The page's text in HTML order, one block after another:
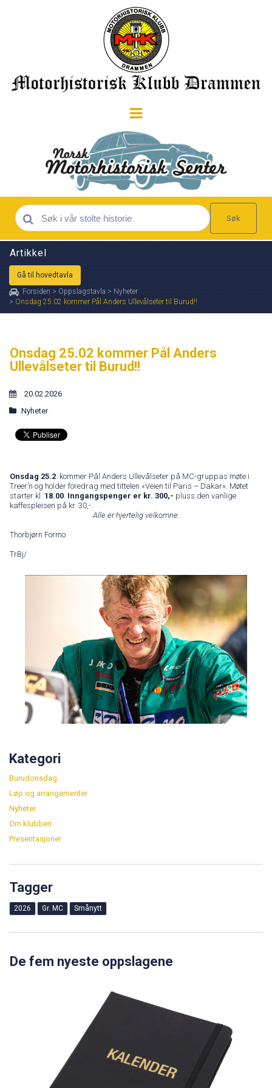
Søk
Artikkel
Gå til hovedtavla
Forsiden > Oppslagstavla > Nyheter
> Onsdag 25.02 kommer Pål Anders Ullevålseter til Burud!!
Onsdag 25.02 kommer Pål Anders
Ullevålseter til Burud!!
20.02.2026
Nyheter
Onsdag 25.2. kommer Pål Anders Ullevålseter på MC-gruppas møte i
Treer’n og holder foredrag med tittelen «Veien til Paris – Dakar». Møtet
starter kl. 18.00. Inngangspenger er kr. 300,- pluss den vanlige
kaffespleisen på kr. 30,-.
Alle er hjertelig velkomne.
Thorbjørn Formo
TrBj/
Kategori
Burudonsdag
Løp og arrangementer
Nyheter
Om klubben
Presentasjoner
Tagger
2026 Gr. MC Smånytt
De fem nyeste oppslagene